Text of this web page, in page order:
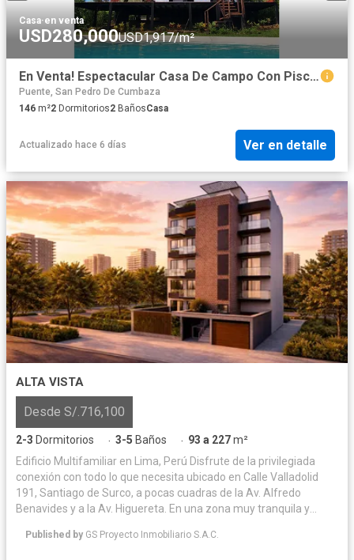
Casa·en venta
USD280,000USD1,917/m²
En Venta! Espectacular Casa De Campo Con Piscina En El Condominio Yanashpa En Tarapoto
Puente, San Pedro De Cumbaza
146 m²2 Dormitorios2 BañosCasa
Actualizado hace 6 días Ver en detalle
ALTA VISTA
Desde S/.716,100
2-3 Dormitorios · 3-5 Baños · 93 a 227m²
Edificio Multifamiliar en Lima, Perú Disfrute de la privilegiada
conexión con todo lo que necesita ubicado en Calle Valladolid
191, Santiago de Surco, a pocas cuadras de la Av. Alfredo
Benavides y a la Av. Higuereta. En una zona muy tranquila y
tranquilidad con la conveniencia. Imagine vivir donde los parques,
Published by GS Proyecto Inmobiliario S.A.C.